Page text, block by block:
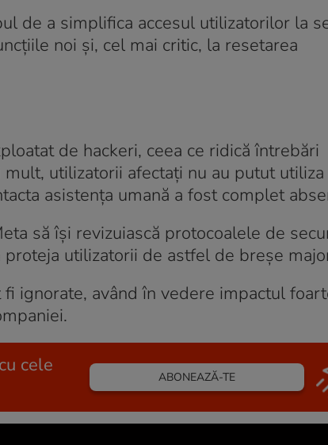
de a simplifica accesul utilizatorilor la
noi și, cel mai critic, la resetarea
de hackeri, ceea ce ridică întrebări
utilizatorii afectați nu au putut
asistența umană a fost complet
să își revizuiască protocoalele de
utilizatorii de astfel de breșe
ignorate, având în vedere impactul
cele
ABONEAZĂ-TE